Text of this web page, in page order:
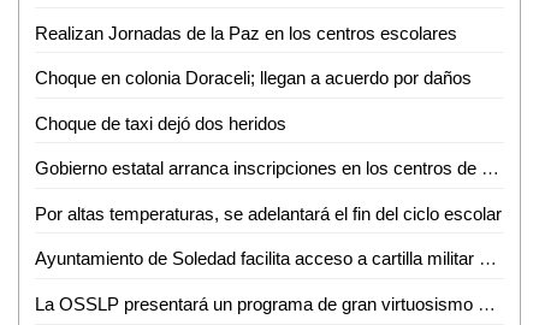
Realizan Jornadas de la Paz en los centros escolares
Choque en colonia Doraceli; llegan a acuerdo por daños
Choque de taxi dejó dos heridos
Gobierno estatal arranca inscripciones en los centros de desarrollo infantil
Por altas temperaturas, se adelantará el fin del ciclo escolar
Ayuntamiento de Soledad facilita acceso a cartilla militar con jornadas en planteles educativos
La OSSLP presentará un programa de gran virtuosismo y tradición musical en el teatro de la paz